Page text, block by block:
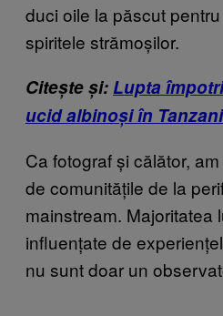
duci oile la păscut
spiritele strămoșilor.
Citește și: Lupta
ucid albinoși în
Ca fotograf și călător,
de comunitățile de la
mainstream. Majoritatea
influențate de
nu sunt doar un